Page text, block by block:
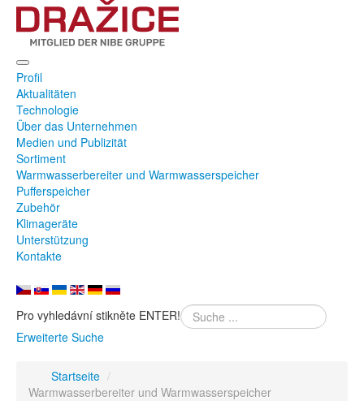
Profil
Aktualitäten
Technologie
Über das Unternehmen
Medien und Publizität
Sortiment
Warmwasserbereiter und Warmwasserspeicher
Pufferspeicher
Zubehör
Klimageräte
Unterstützung
Kontakte
Pro vyhledávní stikněte ENTER!
Erweiterte Suche
Startseite /
Warmwasserbereiter und Warmwasserspeicher